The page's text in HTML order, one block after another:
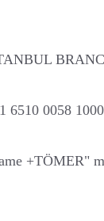
6510 0058
+TÖMER"